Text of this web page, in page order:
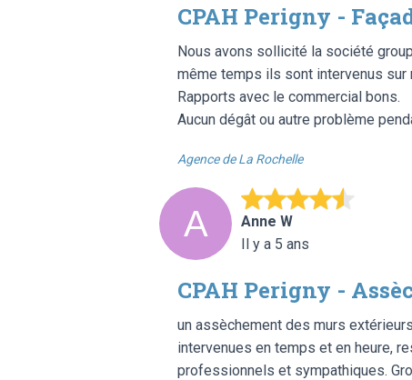
CPAH Perigny -
Nous avons sollicité la société
même temps ils sont intervenus
Rapports avec le commercial bons.
Aucun dégât ou autre problème
Agence de La Rochelle
Anne W
Il y a 5 ans
CPAH Perigny -
un assèchement des murs
intervenues en temps et en heure,
professionnels et sympathiques.